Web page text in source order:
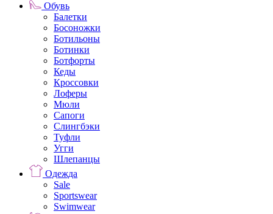
Обувь
Балетки
Босоножки
Ботильоны
Ботинки
Ботфорты
Кеды
Кроссовки
Лоферы
Мюли
Сапоги
Слингбэки
Туфли
Угги
Шлепанцы
Одежда
Sale
Sportswear
Swimwear